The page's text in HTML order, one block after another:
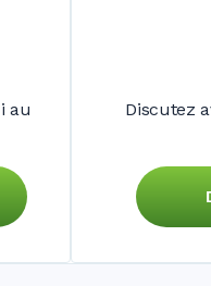
au
Discutez